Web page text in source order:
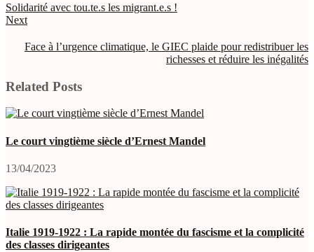
Solidarité avec tou.te.s les migrant.e.s !
Next
Face à l’urgence climatique, le GIEC plaide pour redistribuer les
richesses et réduire les inégalités
Related Posts
Le court vingtième siècle d’Ernest Mandel
13/04/2023
Italie 1919-1922 : La rapide montée du fascisme et la complicité
des classes dirigeantes